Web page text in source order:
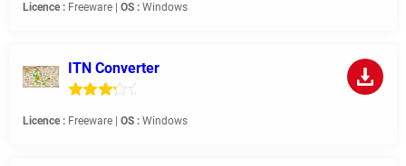
Licence : Freeware | OS : Windows
ITN Converter
Licence : Freeware | OS : Windows